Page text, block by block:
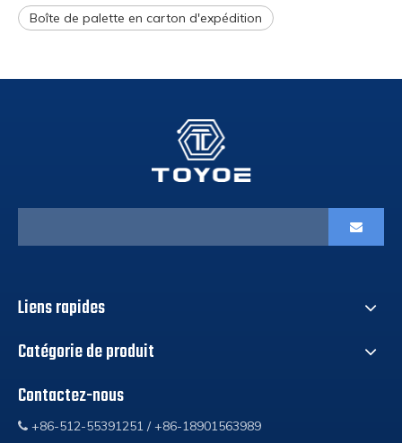
Boîte de palette en carton d'expédition
Liens rapides
Catégorie de produit
Contactez-nous
 +86-512-55391251 / +86-18901563989